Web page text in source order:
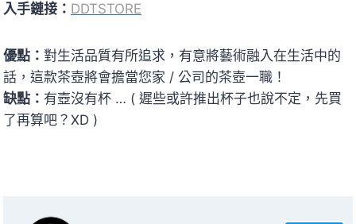
入手鏈接： DDTSTORE
優點： 對生活品質有所追求，有意將藝術融入在生活中的
話，這款茶壺將會擔當您家 / 公司的茶壺一職！
缺點： 有壺沒有杯 … ( 遲些或許推出杯子也說不定，先買
了再算吧？XD )